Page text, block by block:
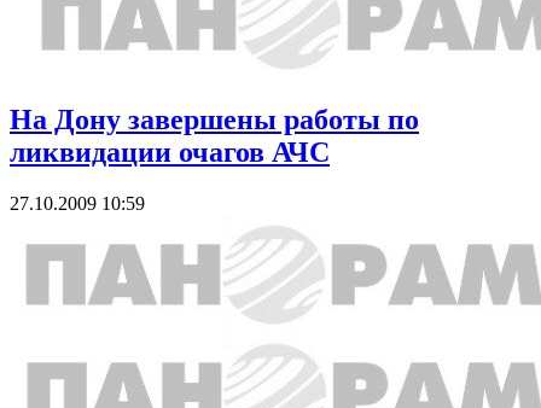
На Дону завершены работы по
ликвидации очагов АЧС
27.10.2009 10:59